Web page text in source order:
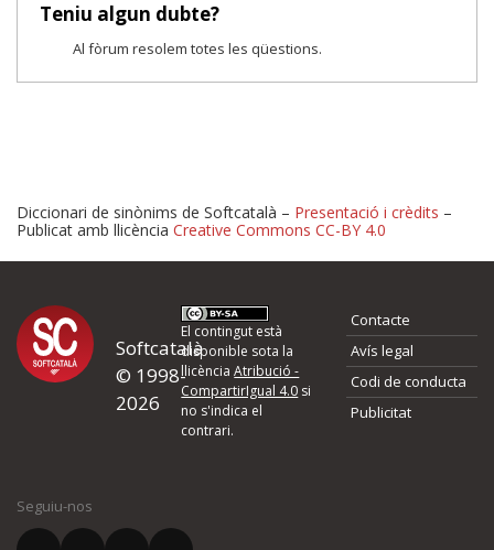
Teniu algun dubte?
Al fòrum resolem totes les qüestions.
Proposeu-nos millores o
d'errors
Si heu trobat un error o voleu proposar alguna millora, ompliu els
quina és la millora que proposeu o l'error del qual voleu informar-
Diccionari de sinònims de Softcatalà – Presentació i crèdits –
Publicat amb llicència Creative Commons CC-BY 4.0
Softcatalà
© 1998-
2026
El contingut està
disponible sota la
llicènciaAtribució -
CompartirIgual 4.0 si
no s'indica el
contrari.
Contacte
Avís legal
Codi de conducta
Publicitat
Seguiu-nos